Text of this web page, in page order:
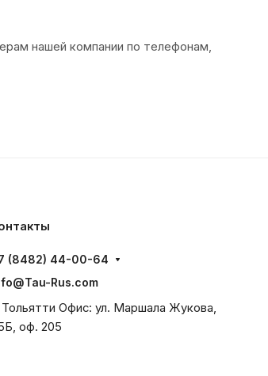
нашей компании по телефонам,
(8482) 44-00-64
Rus.com
Тольятти Офис: ул. Маршала Жукова,
оф. 205